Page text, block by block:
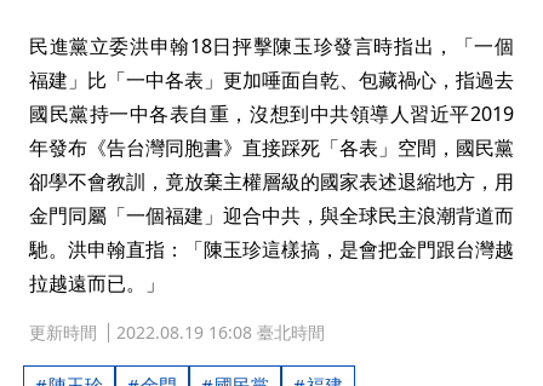
民進黨立委洪申翰18日抨擊陳玉珍發言時指出，「一個
福建」比「一中各表」更加唾面自乾、包藏禍心，指過去
國民黨持一中各表自重，沒想到中共領導人習近平2019
年發布《告台灣同胞書》直接踩死「各表」空間，國民黨
卻學不會教訓，竟放棄主權層級的國家表述退縮地方，用
金門同屬「一個福建」迎合中共，與全球民主浪潮背道而
馳。洪申翰直指：「陳玉珍這樣搞，是會把金門跟台灣越
拉越遠而已。」
更新時間 2022.08.19 16:08 臺北時間